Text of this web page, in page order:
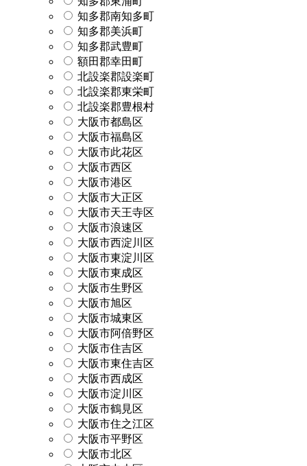
知多郡南知多町
知多郡美浜町
知多郡武豊町
額田郡幸田町
北設楽郡設楽町
北設楽郡東栄町
北設楽郡豊根村
大阪市都島区
大阪市福島区
大阪市此花区
大阪市西区
大阪市港区
大阪市大正区
大阪市天王寺区
大阪市浪速区
大阪市西淀川区
大阪市東淀川区
大阪市東成区
大阪市生野区
大阪市旭区
大阪市城東区
大阪市阿倍野区
大阪市住吉区
大阪市東住吉区
大阪市西成区
大阪市淀川区
大阪市鶴見区
大阪市住之江区
大阪市平野区
大阪市北区